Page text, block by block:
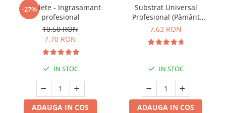
-27%
5 Tablete - Ingrasamant
profesional
10,50 RON
7,70 RON
IN STOC
ADAUGA IN COS
Substrat Universal
Profesional (Pământ
Premium) - 5 L
7,63 RON
IN STOC
ADAUGA IN COS